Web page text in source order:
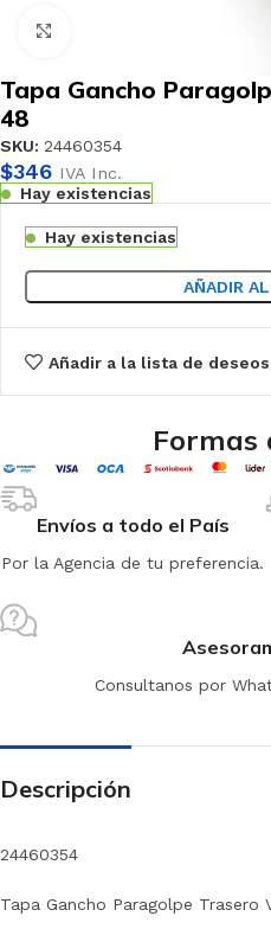
Tapa Gancho
48
SKU: 24460354
$346 IVA Inc.
Hay existencias
Hay existencias
AÑADIR
Añadir a la lista de deseos
Formas
Envíos a todo el País
Por la Agencia de tu preferencia.
Consultanos por
Descripción
24460354
Tapa Gancho Paragolpe Trasero